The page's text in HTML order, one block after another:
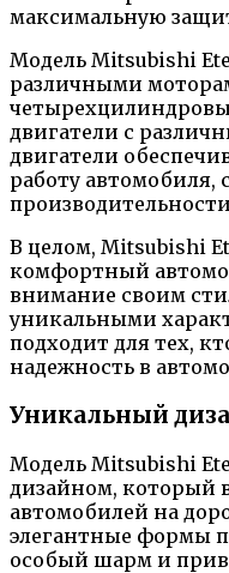
максимальную
Модель Mitsubishi
различными
двигатели с
двигатели
работу автомобиля,
В целом, Mitsubishi
комфортный
внимание своим
уникальными
подходит для тех,
надежность в
Уникальный
Модель Mitsubishi
дизайном, который
автомобилей на
элегантные формы
особый шарм и